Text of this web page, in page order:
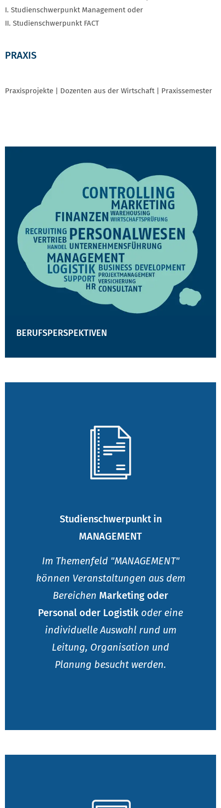
I. Studienschwerpunkt Management oder
II. Studienschwerpunkt FACT
PRAXIS
Praxisprojekte | Dozenten aus der Wirtschaft | Praxissemester
BERUFSPERSPEKTIVEN
Studienschwerpunkt in
MANAGEMENT
Im Themenfeld "MANAGEMENT"
können Veranstaltungen aus dem
Bereichen Marketing oder
Personal oder Logistik oder eine
individuelle Auswahl rund um
Leitung, Organisation und
Planung besucht werden.